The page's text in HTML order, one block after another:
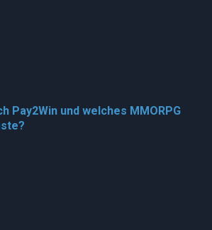
Pay2Win und welches MMORPG